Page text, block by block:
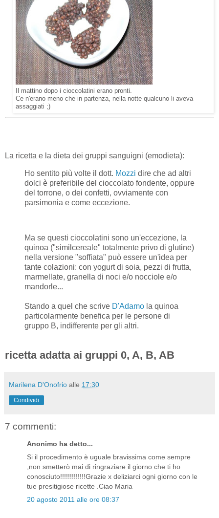
Il mattino dopo i cioccolatini erano pronti.
Ce n'erano meno che in partenza, nella notte qualcuno li aveva
assaggiati ;)
La ricetta e la dieta dei gruppi sanguigni (emodieta):
Ho sentito più volte il dott. Mozzi dire che ad altri
dolci è preferibile del cioccolato fondente, oppure
del torrone, o dei confetti, ovviamente con
parsimonia e come eccezione.
Ma se questi cioccolatini sono un'eccezione, la
quinoa ("similcereale" totalmente privo di glutine)
nella versione "soffiata" può essere un'idea per
tante colazioni: con yogurt di soia, pezzi di frutta,
marmellate, granella di noci e/o nocciole e/o
mandorle...
Stando a quel che scrive D'Adamo la quinoa
particolarmente benefica per le persone di
gruppo B, indifferente per gli altri.
ricetta adatta ai gruppi 0, A, B, AB
Marilena D'Onofrio alle 17:30
Condividi
7 commenti:
Anonimo ha detto...
Si il procedimento è uguale bravissima come sempre
,non smetterò mai di ringraziare il giorno che ti ho
conosciuto!!!!!!!!!!!!!Grazie x deliziarci ogni giorno con le
tue presitigiose ricette .Ciao Maria
20 agosto 2011 alle ore 08:37